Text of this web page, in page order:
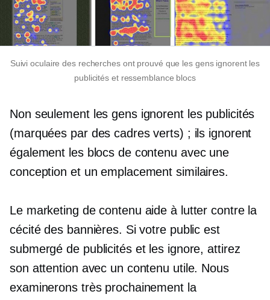
Suivi oculaire des recherches ont prouvé que les gens ignorent les
publicités et ressemblance blocs
Non seulement les gens ignorent les publicités
(marquées par des cadres verts) ; ils ignorent
également les blocs de contenu avec une
conception et un emplacement similaires.
Le marketing de contenu aide à lutter contre la
cécité des bannières. Si votre public est
submergé de publicités et les ignore, attirez
son attention avec un contenu utile. Nous
examinerons très prochainement la